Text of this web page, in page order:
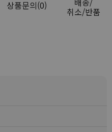
상품문의(0)
취소/반품